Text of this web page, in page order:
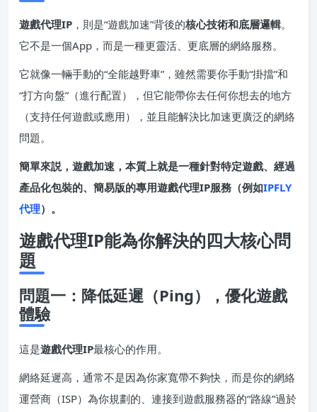
遊戲代理IP ，則是“遊戲加速”背後的核心技術和底層邏輯。
它不是一個App，而是一種更靈活、更底層的網絡服務。
它就像一輛手動的“全能越野車”，雖然需要你手動“掛擋”和
“打方向盤”（進行配置），但它能帶你去任何你想去的地方
（支持任何遊戲或應用），並且能解決比加速更廣泛的網絡
問題。
簡單來説，遊戲加速，本質上就是一種針對特定遊戲、經過
產品化包裝的、簡易版的專用遊戲代理IP服務（例如IPFLY
代理）。
遊戲代理IP能為你解決的四大核心問
題
問題一：降低延遲（Ping），優化遊戲
體驗
這是遊戲代理IP最核心的作用。
網絡延遲高，通常不是因為你家寬帶不夠快，而是你的網絡
運營商（ISP）為你規劃的、連接到遊戲服務器的“路線”過於